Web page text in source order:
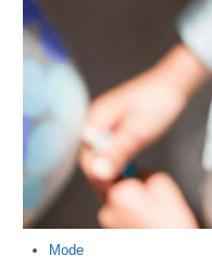
Mode